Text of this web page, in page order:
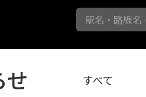
駅名・路線名
せ すべて